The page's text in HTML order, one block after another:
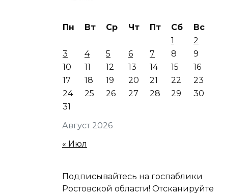
Август 2026
Пн Вт Ср Чт Пт Сб
Вс
1
2
3
4 5 6 7 8
9
10
11 12 13 14 15
16
17
18 19 20 21 22
23
24
25 26 27 28 29
30
31
« Июл
Подписывайтесь на госпаблики
Ростовской области! Отсканируйте